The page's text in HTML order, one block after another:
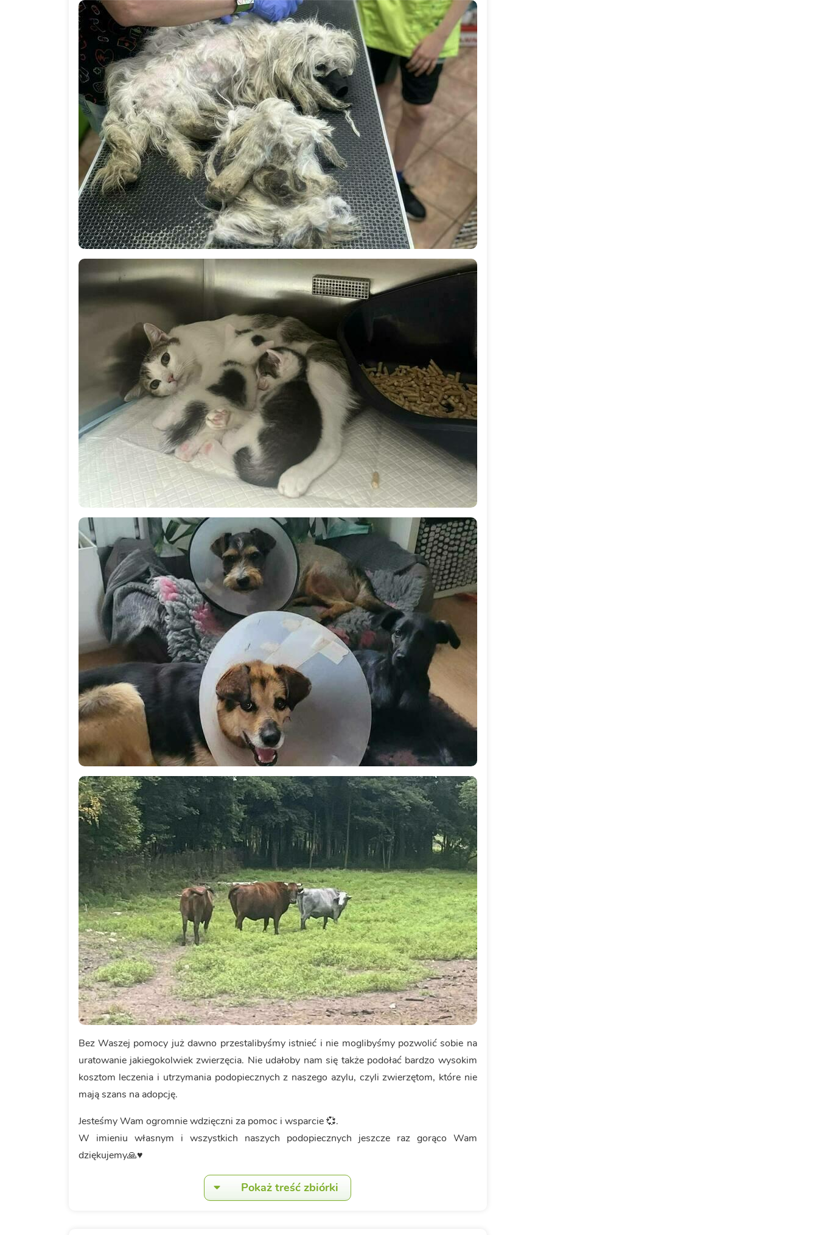
Bez Waszej pomocy już dawno przestalibyśmy istnieć i nie moglibyśmy pozwolić sobie na
uratowanie jakiegokolwiek zwierzęcia. Nie udałoby nam się także podołać bardzo wysokim
kosztom leczenia i utrzymania podopiecznych z naszego azylu, czyli zwierzętom, które nie
mają szans na adopcję.
Jesteśmy Wam ogromnie wdzięczni za pomoc i wsparcie 💞.
W imieniu własnym i wszystkich naszych podopiecznych jeszcze raz gorąco Wam
dziękujemy🙏♥️
Pokaż treść zbiórki